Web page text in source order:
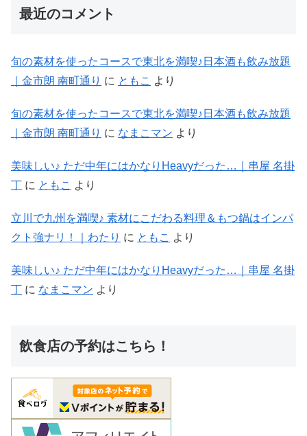
最近のコメント
旬の素材を使ったコースで東北を満喫♪日本酒も飲み放題
｜金市朗 南町通り に ともこ より
旬の素材を使ったコースで東北を満喫♪日本酒も飲み放題
｜金市朗 南町通り に なまこマン より
美味しい♪ ただ中年にはかなりHeavyだった…｜串屋 名掛
丁 に ともこ より
立川で九州を満喫♪ 素材にこだわる料理＆もつ鍋はインパ
クト強ナリ！｜わたり に ともこ より
美味しい♪ ただ中年にはかなりHeavyだった…｜串屋 名掛
丁 に なまこマン より
飲食店の予約はこちら！